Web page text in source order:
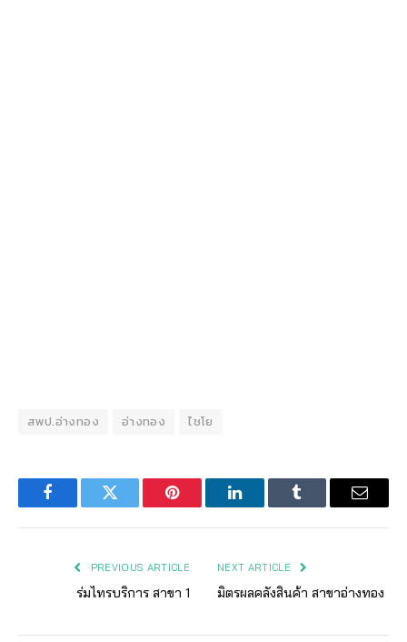
สพป.อ่างทอง อ่างทอง ไชโย
FacebookTwitter Pinterest LinkedInTumblr Email
PREVIOUS ARTICLE
ร่มไทรบริการ สาขา 1
NEXT ARTICLE
มิตรผลคลังสินค้า สาขาอ่างทอง